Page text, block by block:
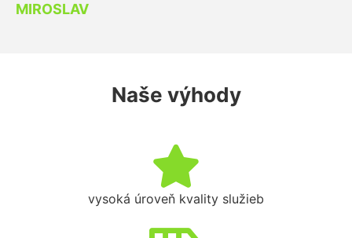
MIROSLAV
Naše výhody
vysoká úroveň kvality služieb